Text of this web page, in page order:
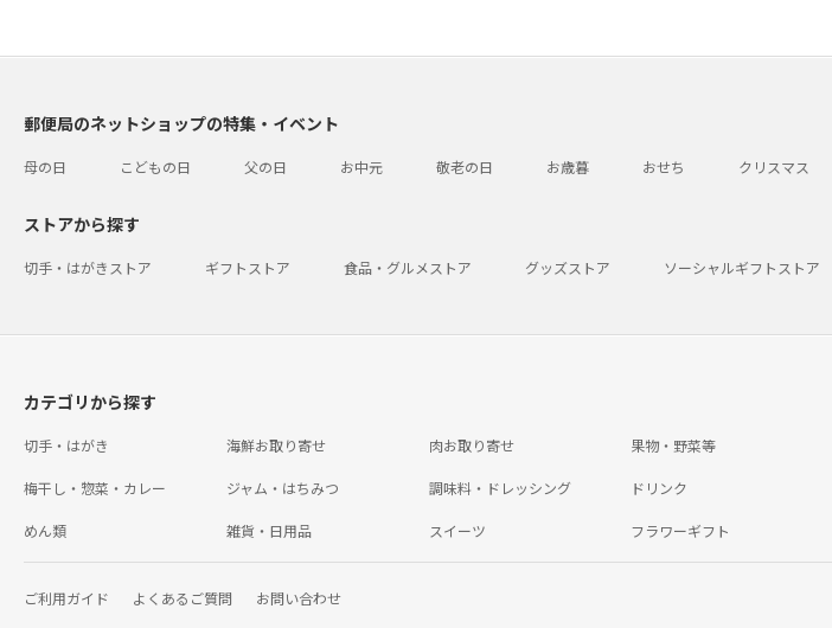
郵便局のネットショップの特集・イベント
母の日 こどもの日 父の日 お中元 敬老の日 お歳暮 おせち クリスマス
ストアから探す
切手・はがきストア ギフトストア 食品・グルメストア グッズストア ソーシャルギフトストア
カテゴリから探す
切手・はがき 海鮮お取り寄せ 肉お取り寄せ 果物・野菜等
梅干し・惣菜・カレー ジャム・はちみつ 調味料・ドレッシング ドリンク
めん類 雑貨・日用品 スイーツ フラワーギフト
ご利用ガイド よくあるご質問 お問い合わせ